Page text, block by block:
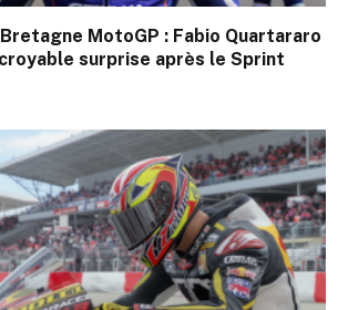
MotoGP : Fabio Quartararo
surprise après le Sprint